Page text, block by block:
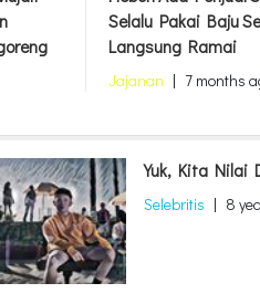
Selalu Pakai Baju
Langsung Ramai
Jajanan | 7 months
Yuk, Kita Nilai
Selebritis | 8